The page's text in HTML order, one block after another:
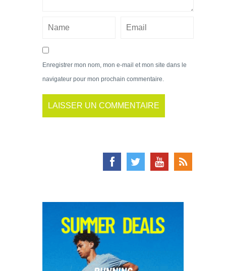
Enregistrer mon nom, mon e-mail et mon site dans le
navigateur pour mon prochain commentaire.